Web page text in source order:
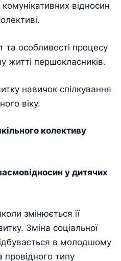
відносин
та особливості процесу
житті першокласників.
навичок спілкування
віку.
колективу
у дитячих
змiнюється її
Змiна соцiальної
в молодшому
провiдного типу